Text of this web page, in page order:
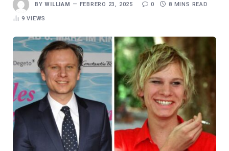
BY WILLIAM FEBRERO 23, 2025 0 8 MINS READ
9VIEWS